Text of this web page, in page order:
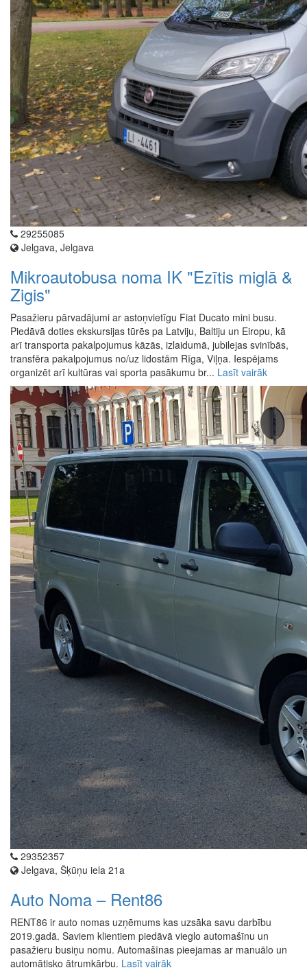
29255085
Jelgava, Jelgava
Mikroautobusa noma IK "Ezītis miglā &
Zigis"
Pasažieru pārvadājumi ar astoņvietīgu Fiat Ducato mini busu.
Piedāvā doties ekskursijas tūrēs pa Latviju, Baltiju un Eiropu, kā
arī transporta pakalpojumus kāzās, izlaidumā, jubilejas svinībās,
transfēra pakalpojumus no/uz lidostām Rīga, Viļņa. Iespējams
organizēt arī kultūras vai sporta pasākumu br... Lasīt vairāk
29352357
Jelgava, Šķūņu iela 21a
Auto Noma – Rent86
RENT86 ir auto nomas uzņēmums kas uzsāka savu darbību
2019.gadā. Saviem klientiem piedāvā vieglo automašīnu un
pasažieru busiņu nomu. Automašīnas pieejamas ar manuālo un
automātisko ātrumkārbu. Lasīt vairāk